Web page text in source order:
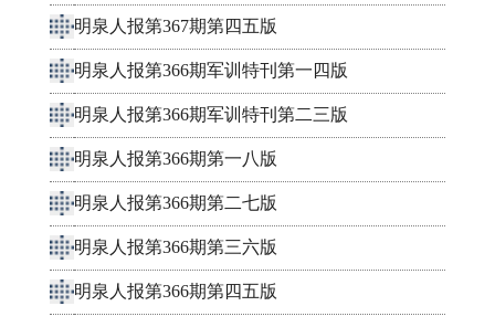
明泉人报第367期第四五版
明泉人报第366期军训特刊第一四版
明泉人报第366期军训特刊第二三版
明泉人报第366期第一八版
明泉人报第366期第二七版
明泉人报第366期第三六版
明泉人报第366期第四五版